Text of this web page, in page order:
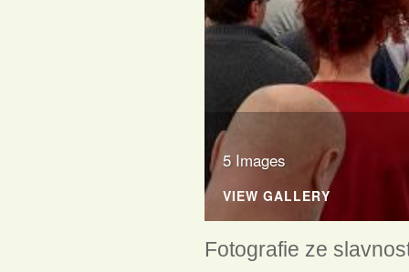
5 Images
VIEW GALLERY
Fotografie ze